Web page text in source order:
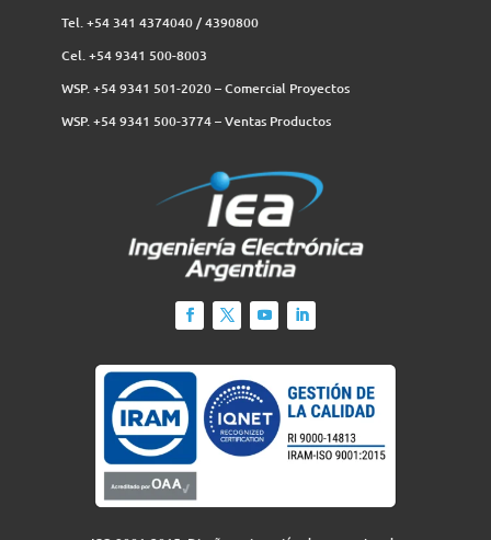
Tel. +54 341 4374040 / 4390800
Cel. +54 9341 500-8003
WSP. +54 9341 501-2020 – Comercial Proyectos
WSP. +54 9341 500-3774‬ – Ventas Productos